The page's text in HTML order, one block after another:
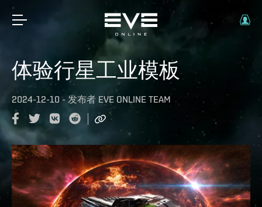
体验行星工业模板
2024-12-10 - 发布者 EVE ONLINE TEAM